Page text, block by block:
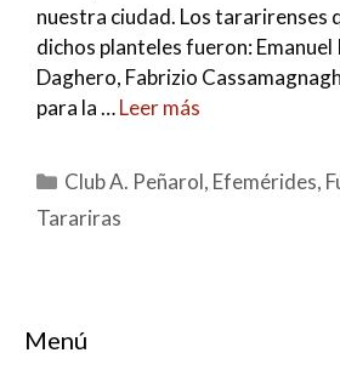
nuestra ciudad. Los tararirenses
dichos planteles fueron:
Daghero, Fabrizio
para la …Leer más
Categorías
Club A. Peñarol, Efemérides,
Tarariras
Menú